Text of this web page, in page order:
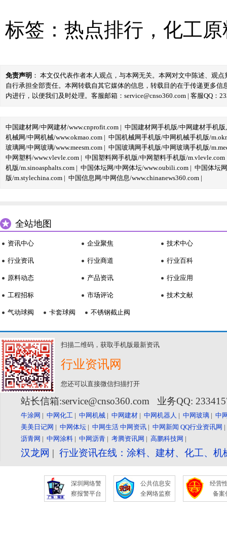
标签： 热点排行 ， 化工原
免责声明 ： 本文仅代表作者本人观点，与本网无关。本网对文中陈述、观
自行承担全部责任。本网转载自其它媒体的信息，转载目的在于传递更多
内进行，以便我们及时处理。客服邮箱：service@cnso360.com | 客服QQ：
中国建材网/中网建材/www.cnprofit.com | 中国建材网手机版/中网建材手机版
机械网/中网机械/www.okmao.com | 中国机械网手机版/中网机械手机版/
玻璃网/中网玻璃/www.meesm.com | 中国玻璃网手机版/中网玻璃手机版/
中网塑料/www.vlevle.com | 中国塑料网手机版/中网塑料手机版/m.vlevle.com
机版/m.sinoasphalts.com | 中国体坛网/中网体坛/www.oubili.com | 中国体坛
版/m.stylechina.com | 中国信息网/中网信息/www.chinanews360.com |
全站地图
资讯中心
行业资讯
原料动态
工程招标
企业聚焦
行业商道
产品资讯
市场评论
技术中心
行业百科
行业应用
技术文献
气动球阀 卡套球阀 不锈钢截止阀
扫描二维码，获取手机版最新资讯
行业资讯网
您还可以直接微信扫描打开
站长信箱:service@cnso360.com 业务QQ:
牛涂网 | 中网化工 | 中网机械 | 中网建材 | 中网机器人 | 中网玻璃 | 中
美美日记网 | 中网体坛 | 中网生活 中网资讯 | 中网新闻 QQ行业资讯网
沥青网 | 中网涂料 | 中网沥青 | 考腾资讯网 | 高鹏科技网 |
汉龙网 | 行业资讯在线：涂料、建材、化工、
深圳网络警
察报警平台
公共信息安
全网络监察
经营
备案